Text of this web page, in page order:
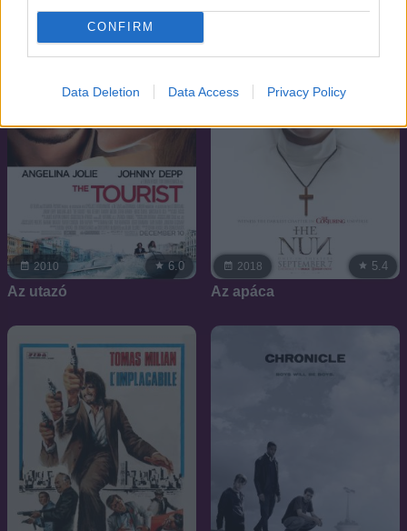
CONFIRM
Data Deletion Data Access Privacy Policy
2010 6.0
Az utazó
2018 5.4
Az apáca